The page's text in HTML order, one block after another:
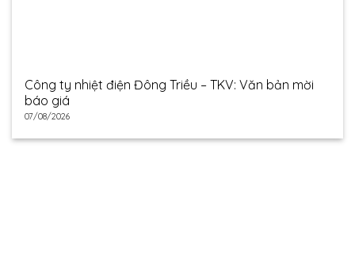
Công ty nhiệt điện Đông Triều – TKV: Văn bản mời
báo giá
07/08/2026